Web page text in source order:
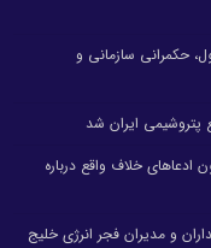
حکمرانی سازمانی و
ایران شد
خلاف واقع درباره
و مدیران فجر انرژی خلیج